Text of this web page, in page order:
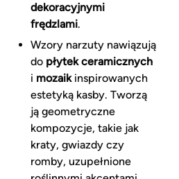
dekoracyjnymi
frędzlami.
Wzory narzuty nawiązują
do płytek ceramicznych
i mozaikinspirowanych
estetyką kasby. Tworzą
ją geometryczne
kompozycje, takie jak
kraty, gwiazdy czy
romby, uzupełnione